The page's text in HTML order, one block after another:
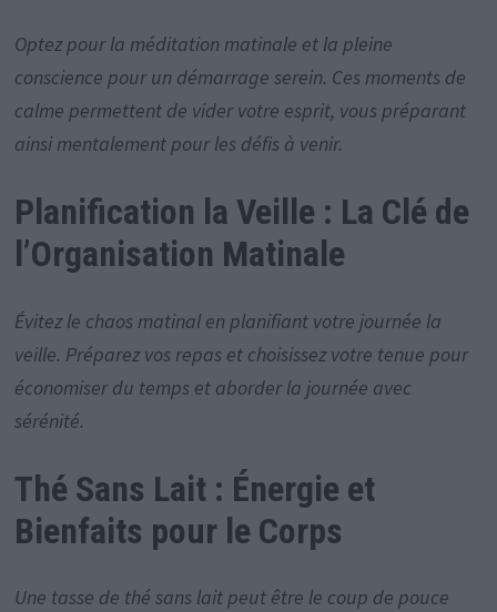
Optez pour la méditation matinale et la pleine
conscience pour un démarrage serein. Ces moments de
calme permettent de vider votre esprit, vous préparant
ainsi mentalement pour les défis à venir.
Planification la Veille : La Clé de
l’Organisation Matinale
Évitez le chaos matinal en planifiant votre journée la
veille. Préparez vos repas et choisissez votre tenue pour
économiser du temps et aborder la journée avec
sérénité.
Thé Sans Lait : Énergie et
Bienfaits pour le Corps
Une tasse de thé sans lait peut être le coup de pouce